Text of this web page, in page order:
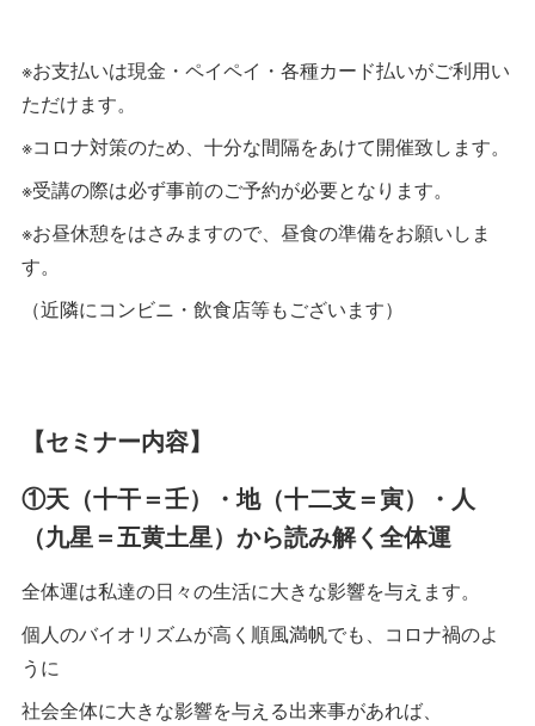
※お支払いは現金・ペイペイ・各種カード払いがご利用い
ただけます。
※コロナ対策のため、十分な間隔をあけて開催致します。
※受講の際は必ず事前のご予約が必要となります。
※お昼休憩をはさみますので、昼食の準備をお願いしま
す。
（近隣にコンビニ・飲食店等もございます）
【セミナー内容】
①天（十干＝壬）・地（十二支＝寅）・人
（九星＝五黄土星）から読み解く全体運
全体運は私達の日々の生活に大きな影響を与えます。
個人のバイオリズムが高く順風満帆でも、コロナ禍のよ
うに
社会全体に大きな影響を与える出来事があれば、